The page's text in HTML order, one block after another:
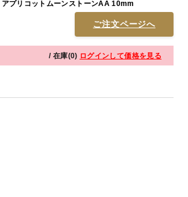
アプリコットムーンストーンAA 10mm
ご注文ページへ
/ 在庫(0) ログインして価格を見る